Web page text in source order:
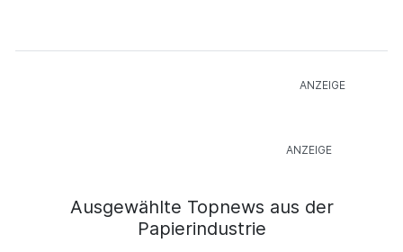
Ausgewählte Topnews aus der
Papierindustrie